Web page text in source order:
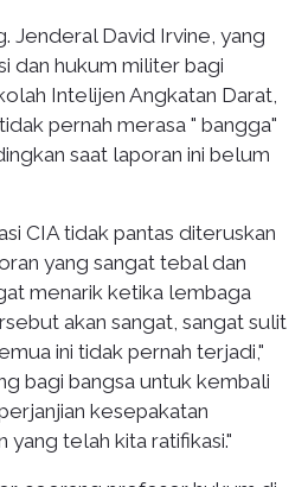
Jenderal David Irvine, yang
dan hukum militer bagi
Intelijen Angkatan Darat,
pernah merasa " bangga"
saat laporan ini belum
CIA tidak pantas diteruskan
yang sangat tebal dan
menarik ketika lembaga
akan sangat, sangat sulit
ini tidak pernah terjadi,"
bagi bangsa untuk kembali
kesepakatan
telah kita ratifikasi."